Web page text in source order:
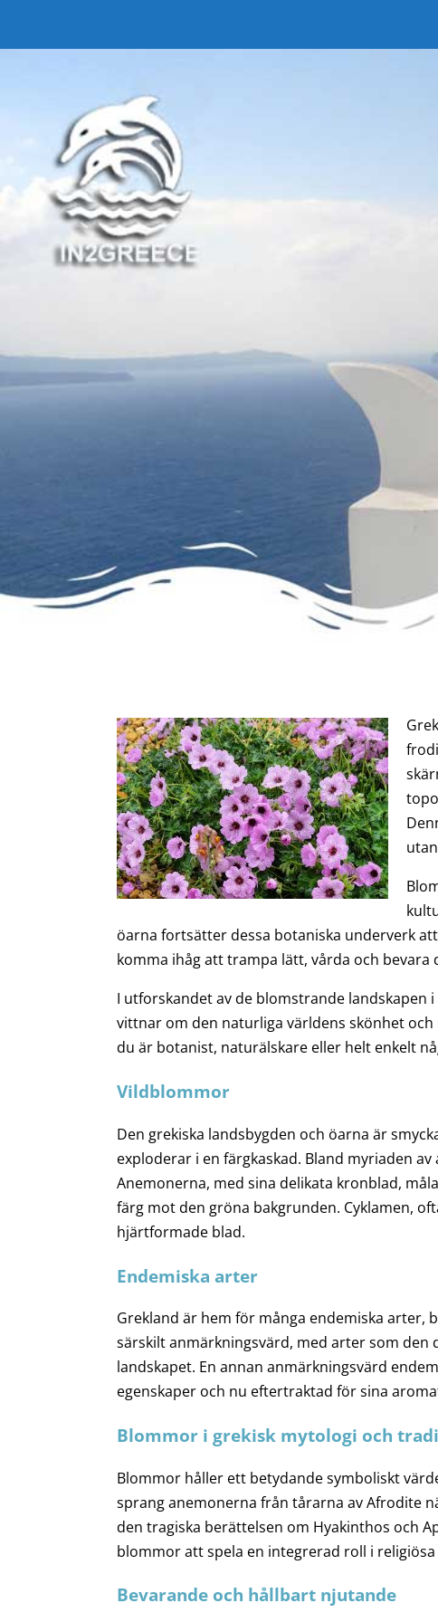
öarna fortsätter dessa botaniska underverk
komma ihåg att trampa lätt, vårda och
I utforskandet av de blomstrande
vittnar om den naturliga världens skönhet
du är botanist, naturälskare eller helt enkelt
Vildblommor
Den grekiska landsbygden och öarna är
exploderar i en färgkaskad. Bland myriaden
Anemonerna, med sina delikata kronblad,
färg mot den gröna bakgrunden. Cyklamen,
hjärtformade blad.
Endemiska arter
Grekland är hem för många endemiska arter,
särskilt anmärkningsvärd, med arter som
landskapet. En annan anmärkningsvärd
egenskaper och nu eftertraktad för sina
Blommor i grekisk mytologi och
Blommor håller ett betydande symboliskt
sprang anemonerna från tårarna av Afrodite
den tragiska berättelsen om Hyakinthos och
blommor att spela en integrerad roll i
Bevarande och hållbart njutande